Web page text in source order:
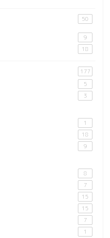
50
9
18
177
5
3
1
18
9
8
7
15
15
7
1